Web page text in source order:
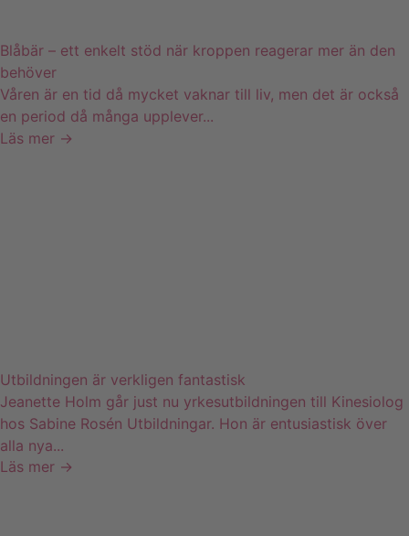
Blåbär – ett enkelt stöd när kroppen reagerar mer än den
behöver
Våren är en tid då mycket vaknar till liv, men det är också
en period då många upplever...
Läs mer →
Utbildningen är verkligen fantastisk
Jeanette Holm går just nu yrkesutbildningen till Kinesiolog
hos Sabine Rosén Utbildningar. Hon är entusiastisk över
alla nya...
Läs mer →